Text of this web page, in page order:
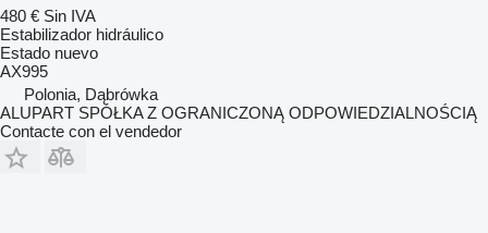
480 € Sin IVA
Estabilizador hidráulico
Estado nuevo
AX995
Polonia, Dąbrówka
ALUPART SPÓŁKA Z OGRANICZONĄ ODPOWIEDZIALNOŚCIĄ
Contacte con el vendedor